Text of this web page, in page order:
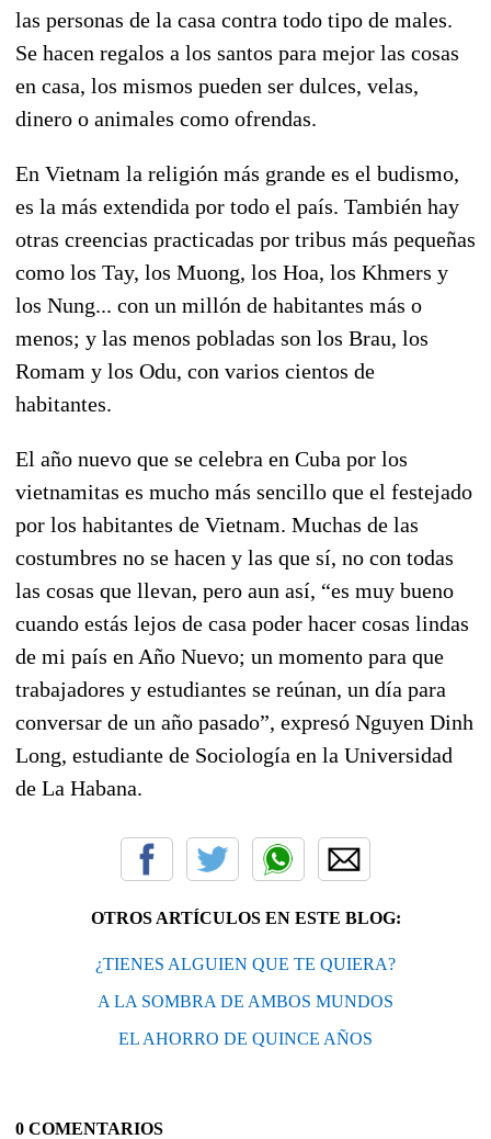
las personas de la casa contra todo tipo de males.
Se hacen regalos a los santos para mejor las cosas
en casa, los mismos pueden ser dulces, velas,
dinero o animales como ofrendas.
En Vietnam la religión más grande es el budismo,
es la más extendida por todo el país. También hay
otras creencias practicadas por tribus más pequeñas
como los Tay, los Muong, los Hoa, los Khmers y
los Nung... con un millón de habitantes más o
menos; y las menos pobladas son los Brau, los
Romam y los Odu, con varios cientos de
habitantes.
El año nuevo que se celebra en Cuba por los
vietnamitas es mucho más sencillo que el festejado
por los habitantes de Vietnam. Muchas de las
costumbres no se hacen y las que sí, no con todas
las cosas que llevan, pero aun así, “es muy bueno
cuando estás lejos de casa poder hacer cosas lindas
de mi país en Año Nuevo; un momento para que
trabajadores y estudiantes se reúnan, un día para
conversar de un año pasado”, expresó Nguyen Dinh
Long, estudiante de Sociología en la Universidad
de La Habana.
OTROS ARTÍCULOS EN ESTE BLOG:
¿TIENES ALGUIEN QUE TE QUIERA?
A LA SOMBRA DE AMBOS MUNDOS
EL AHORRO DE QUINCE AÑOS
0 COMENTARIOS